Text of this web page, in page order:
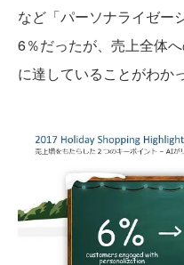
など「パーソナライゼー
6％だったが、売上全体
に達していることがわか